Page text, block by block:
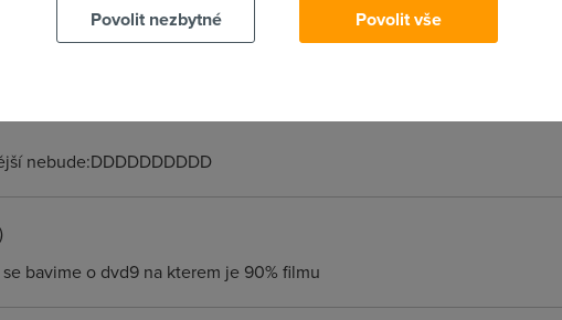
údaj pro dvouvrstvé DVD jen tak, když může uvést obyčejné DVD5,
s, těch 6 Gbitps plánují až v budoucnu...
nebude:DDDDDDDDDD
bavime o dvd9 na kterem je 90% filmu
Povolit nezbytné
Povolit vše